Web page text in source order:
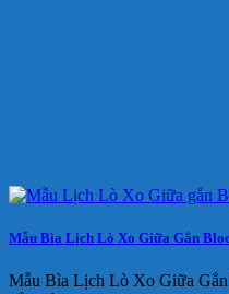
Mẫu Bìa Lịch Lò Xo Giữa Gắn
Mẫu Bìa Lịch Lò Xo Giữa